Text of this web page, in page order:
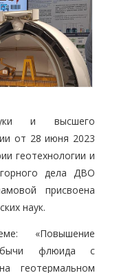
и высшего
от 28 июня 2023
геотехнологии и
дела ДВО
присвоена
наук.
«Повышение
флюида с
геотермальном